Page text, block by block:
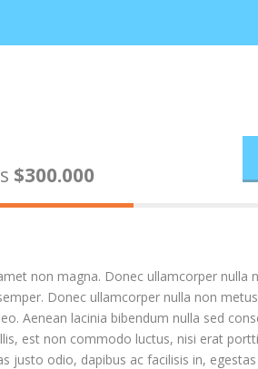
$300.000
non magna. Donec ullamcorper nulla
Donec ullamcorper nulla non
Aenean lacinia bibendum nulla sed
est non commodo luctus, nisi erat
justo odio, dapibus ac facilisis in,